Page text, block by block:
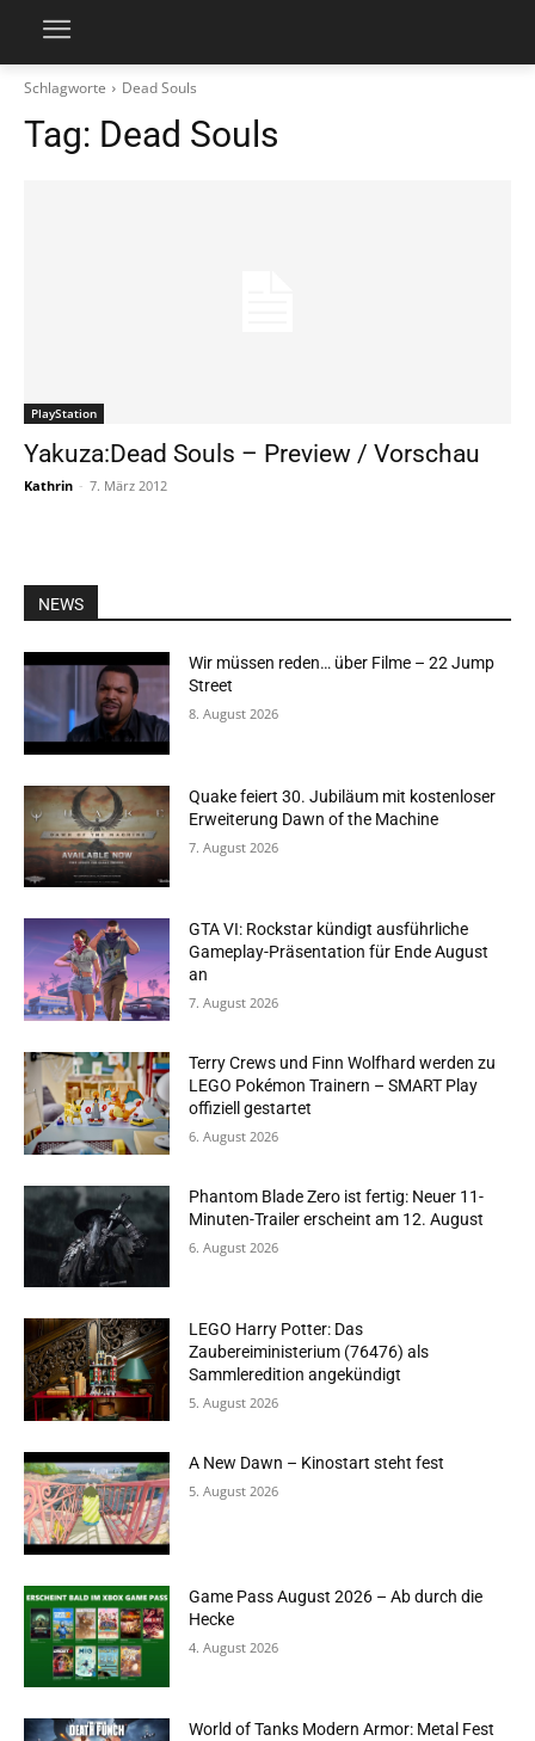
Schlagworte Dead Souls
Tag: Dead Souls
PlayStation
Yakuza:Dead Souls – Preview / Vorschau
Kathrin - 7. März 2012
NEWS
Wir müssen reden… über Filme – 22 Jump
Street
8. August 2026
Quake feiert 30. Jubiläum mit kostenloser
Erweiterung Dawn of the Machine
7. August 2026
GTA VI: Rockstar kündigt ausführliche
Gameplay-Präsentation für Ende August
an
7. August 2026
Terry Crews und Finn Wolfhard werden zu
LEGO Pokémon Trainern – SMART Play
offiziell gestartet
6. August 2026
Phantom Blade Zero ist fertig: Neuer 11-
Minuten-Trailer erscheint am 12. August
6. August 2026
LEGO Harry Potter: Das
Zaubereiministerium (76476) als
Sammleredition angekündigt
5. August 2026
A New Dawn – Kinostart steht fest
5. August 2026
Game Pass August 2026 – Ab durch die
Hecke
4. August 2026
World of Tanks Modern Armor: Metal Fest